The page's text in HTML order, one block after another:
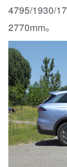
4795/
2770mm。